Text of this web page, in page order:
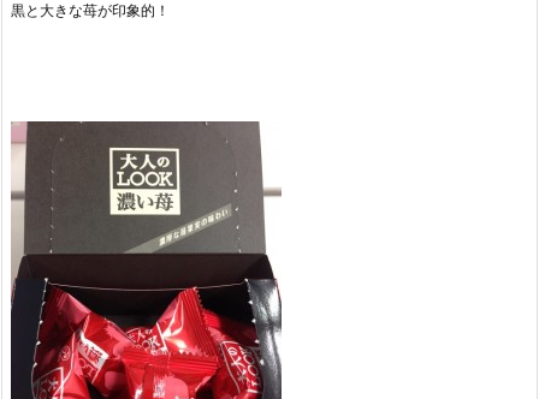
黒と大きな苺が印象的！